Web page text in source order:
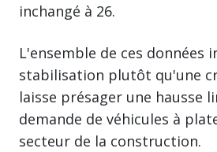
inchangé à 26.
L'ensemble de ces données
stabilisation plutôt qu'une
laisse présager une hausse
demande de véhicules à
secteur de la construction.